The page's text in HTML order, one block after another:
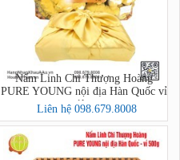
Nấm Linh Chi Thượng Hoàng
PURE YOUNG nội địa Hàn Quốc vỉ
1kg
Liên hệ 098.679.8008